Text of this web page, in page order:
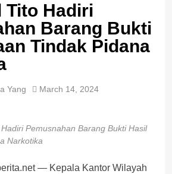
Tito Hadiri
Barang Bukti
Tindak Pidana
Yang March 14, 2024
Pemusnahan Barang Bukti Hasil
Narkotika
— Kepala Kantor Wilayah